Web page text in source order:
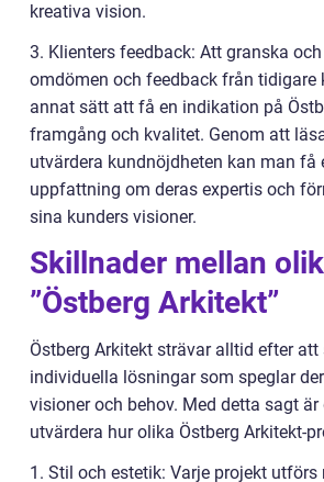
kreativa vision.
3. Klienters feedback: Att granska
omdömen och feedback från tidigare
annat sätt att få en indikation på
framgång och kvalitet. Genom att
utvärdera kundnöjdheten kan man få
uppfattning om deras expertis och
sina kunders visioner.
Skillnader mellan
”Östberg Arkitekt”
Östberg Arkitekt strävar alltid efter
individuella lösningar som speglar
visioner och behov. Med detta sagt
utvärdera hur olika Östberg Arkitekt-
1. Stil och estetik: Varje projekt utförs